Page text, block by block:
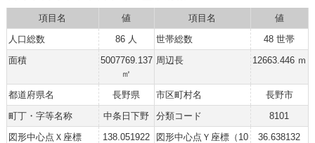
項目名 値 項目名
値
人口総数
86 人 世帯総数
48 世帯
面積
5007769.137
㎡
周辺長 12663.446 ｍ
都道府県名 長野県 市区町村名
長野市
町丁・字等名称
中条日下野 分類コード
8101
図形中心点Ｘ座標
138.051922
図形中心点Ｙ座標（10
36.638132